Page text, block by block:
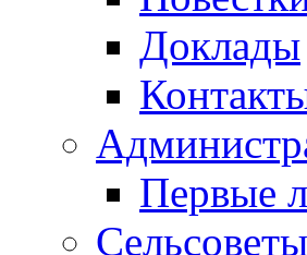
Доклады
Первые
Сельсоветы